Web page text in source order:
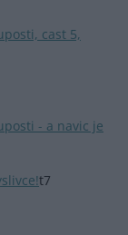
cast 5,
- a navic je
t7